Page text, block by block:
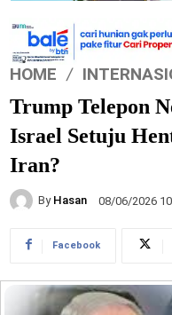
HOME
Trump Telepon
Israel Setuju
Iran?
By Hasan 08/06/2026
Facebook